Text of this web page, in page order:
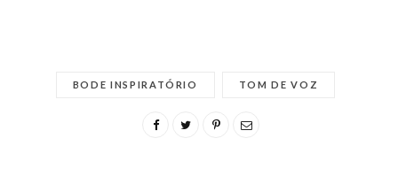
BODE INSPIRATÓRIO TOM DE VOZ